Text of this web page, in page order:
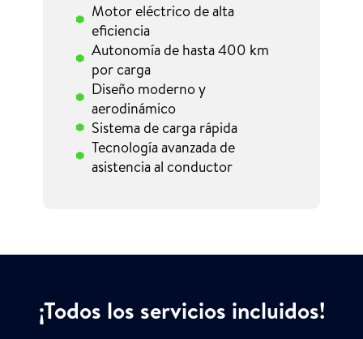
Motor eléctrico de alta
eficiencia
Autonomía de hasta 400 km
por carga
Diseño moderno y
aerodinámico
Sistema de carga rápida
Tecnología avanzada de
asistencia al conductor
¡Todos los servicios incluidos!